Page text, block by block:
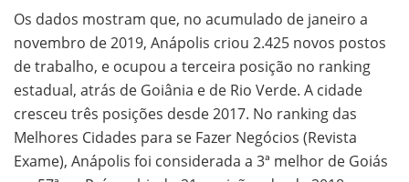
Os dados mostram que, no acumulado de janeiro a
novembro de 2019, Anápolis criou 2.425 novos postos
de trabalho, e ocupou a terceira posição no ranking
estadual, atrás de Goiânia e de Rio Verde. A cidade
cresceu três posições desde 2017. No ranking das
Melhores Cidades para se Fazer Negócios (Revista
Exame), Anápolis foi considerada a 3ª melhor de Goiás